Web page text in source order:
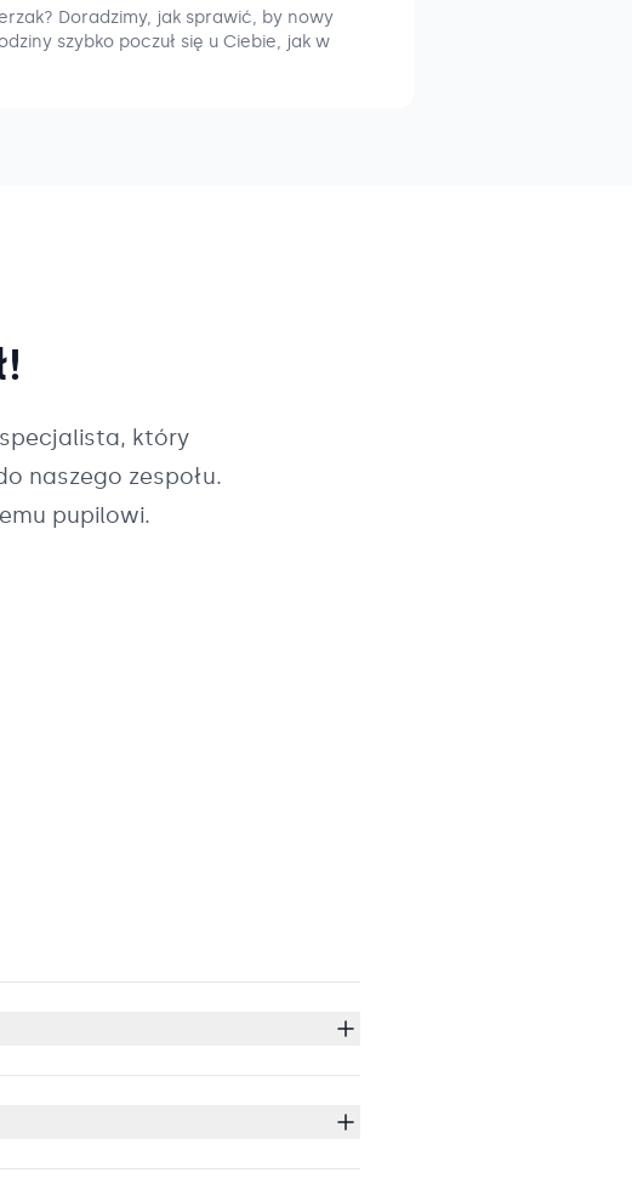
Doradzimy, jak sprawić, by nowy
szybko poczuł się u Ciebie, jak w
który
naszego zespołu.
pupilowi.